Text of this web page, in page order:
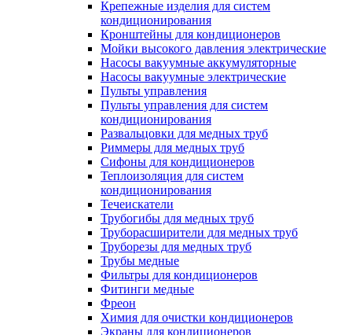
Крепежные изделия для систем
кондиционирования
Кронштейны для кондиционеров
Мойки высокого давления электрические
Насосы вакуумные аккумуляторные
Насосы вакуумные электрические
Пульты управления
Пульты управления для систем
кондиционирования
Развальцовки для медных труб
Риммеры для медных труб
Сифоны для кондиционеров
Теплоизоляция для систем
кондиционирования
Течеискатели
Трубогибы для медных труб
Труборасширители для медных труб
Труборезы для медных труб
Трубы медные
Фильтры для кондиционеров
Фитинги медные
Фреон
Химия для очистки кондиционеров
Экраны для кондиционеров